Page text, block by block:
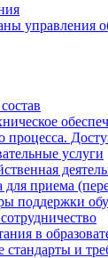
управления
процесса.
услуги
для приема
поддержки
в
стандарты и